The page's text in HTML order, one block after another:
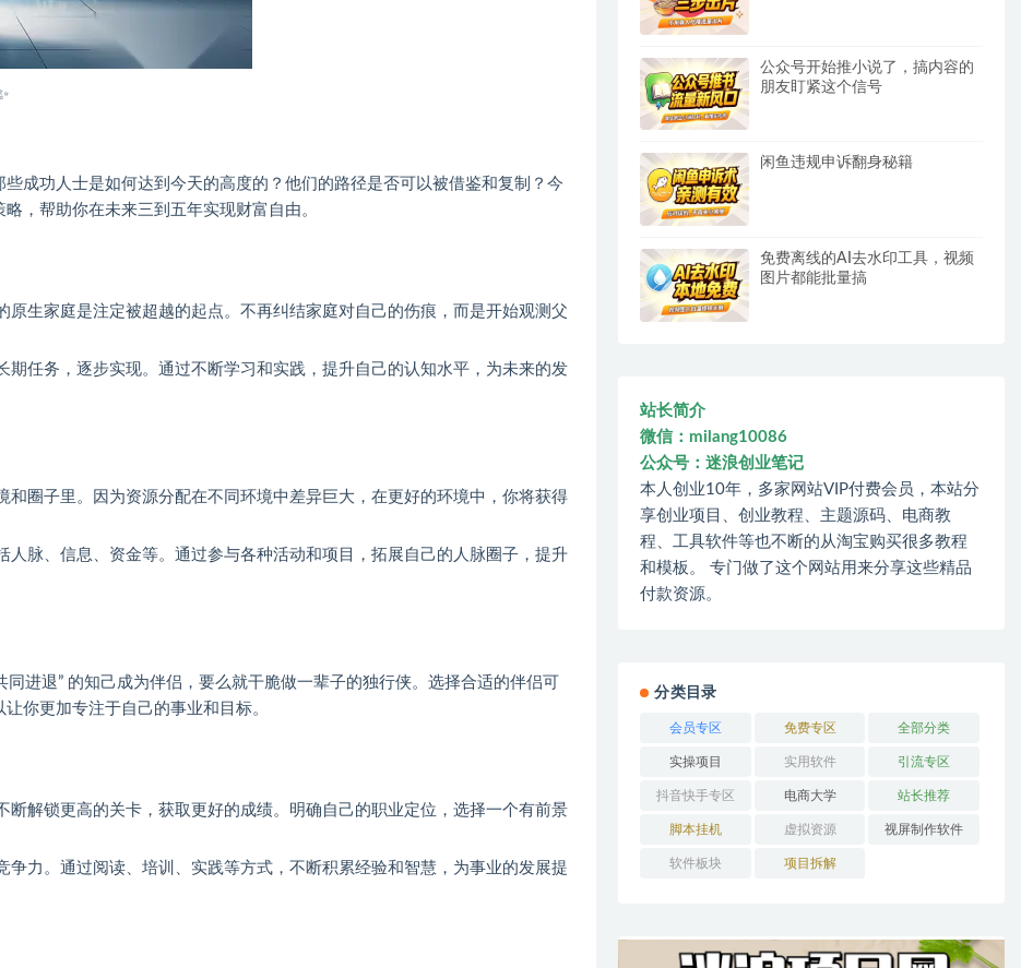
成功人士是如何达到今天的高度的？他们的路径是否可以被借鉴和复制？今
，帮助你在未来三到五年实现财富自由。
原生家庭是注定被超越的起点。不再纠结家庭对自己的伤痕，而是开始观测父
期任务，逐步实现。通过不断学习和实践，提升自己的认知水平，为未来的发
和圈子里。因为资源分配在不同环境中差异巨大，在更好的环境中，你将获得
人脉、信息、资金等。通过参与各种活动和项目，拓展自己的人脉圈子，提升
同进退” 的知己成为伴侣，要么就干脆做一辈子的独行侠。选择合适的伴侣可
你更加专注于自己的事业和目标。
断解锁更高的关卡，获取更好的成绩。明确自己的职业定位，选择一个有前景
争力。通过阅读、培训、实践等方式，不断积累经验和智慧，为事业的发展提
公众号开始推小说了，搞内容的
朋友盯紧这个信号
闲鱼违规申诉翻身秘籍
免费离线的AI去水印工具，视频
图片都能批量搞
站长简介
微信：milang10086
公众号：迷浪创业笔记
本人创业10年，多家网站VIP付费会员，本站分
享创业项目、创业教程、主题源码、电商教
程、工具软件等也不断的从淘宝购买很多教程
和模板。 专门做了这个网站用来分享这些精品
付款资源。
分类目录
会员专区 免费专区 全部分类
实操项目 实用软件 引流专区
抖音快手专区 电商大学 站长推荐
脚本挂机 虚拟资源 视屏制作软件
软件板块 项目拆解